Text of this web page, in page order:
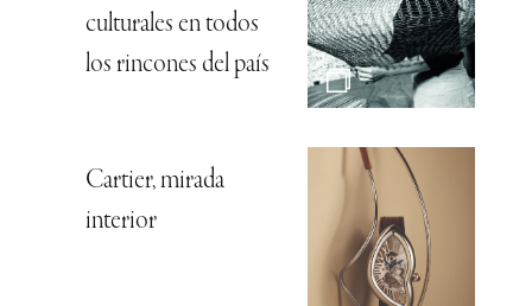
culturales en todos
los rincones del país
Cartier, mirada
interior